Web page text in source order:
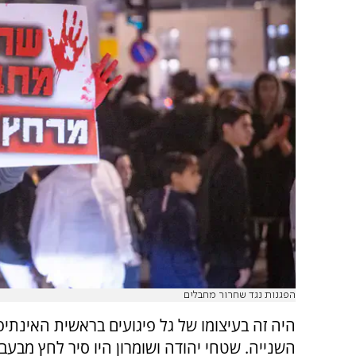
הפגנות נגד שחרור מחבלים
היה זה בעיצומו של גל פיגועים בראשית
השנייה. שטחי יהודה ושומרון היו סיר לחץ